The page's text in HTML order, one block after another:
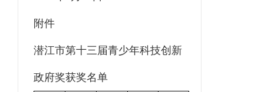
附件
潜江市第十三届青少年科技创新
政府奖获奖名单